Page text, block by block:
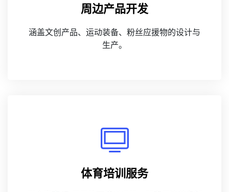
周边产品开发
涵盖文创产品、运动装备、粉丝应援物的设计与
生产。
体育培训服务